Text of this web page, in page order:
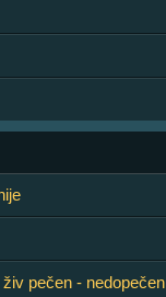
pečen - nedopečen